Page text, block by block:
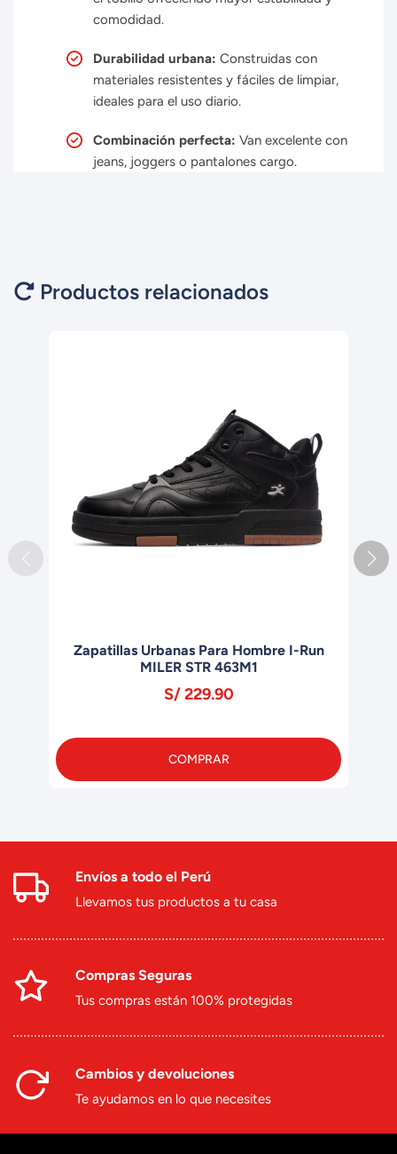
comodidad.
Durabilidad urbana: Construidas con
materiales resistentes y fáciles de limpiar,
ideales para el uso diario.
Combinación perfecta: Van excelente con
jeans, joggers o pantalones cargo.
Productos relacionados
Zapatillas Urbanas Para Hombre I-Run
MILER STR 463M1
S/ 229.90
COMPRAR
Envíos a todo el Perú
Llevamos tus productos a tu casa
Compras Seguras
Tus compras están 100% protegidas
Cambios y devoluciones
Te ayudamos en lo que necesites